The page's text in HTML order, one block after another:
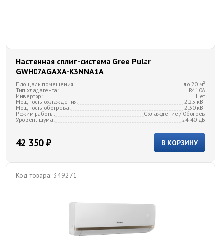
Настенная сплит-система Gree Pular
GWH07AGAXA-K3NNA1A
Площадь помещения:
до 20 м²
Тип хладагента:
R410A
Инвертор:
Нет
Мощность охлаждения:
2.25 кВт
Мощность обогрева:
2.30 кВт
Режим работы:
Охлаждение / Обогрев
Уровень шума:
24-40 дБ
В КОРЗИНУ
42 350 ₽
Код товара: 349271